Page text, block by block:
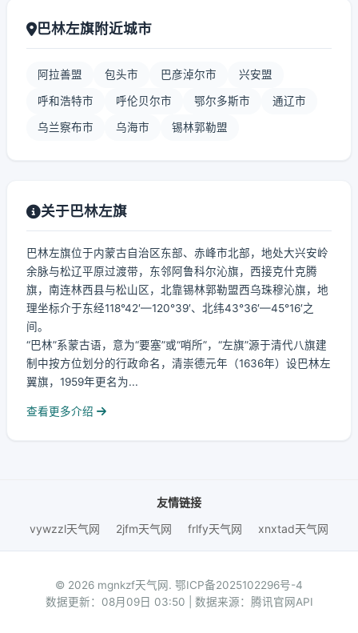
巴林左旗附近城市
阿拉善盟 包头市 巴彦淖尔市 兴安盟
呼和浩特市 呼伦贝尔市 鄂尔多斯市 通辽市
乌兰察布市 乌海市 锡林郭勒盟
关于巴林左旗
巴林左旗位于内蒙古自治区东部、赤峰市北部，地处大兴安岭
余脉与松辽平原过渡带，东邻阿鲁科尔沁旗，西接克什克腾
旗，南连林西县与松山区，北靠锡林郭勒盟西乌珠穆沁旗，地
理坐标介于东经118°42′—120°39′、北纬43°36′—45°16′之
间。
“巴林”系蒙古语，意为“要塞”或“哨所”，“左旗”源于清代八旗建
制中按方位划分的行政命名，清崇德元年（1636年）设巴林左
翼旗，1959年更名为...
查看更多介绍
友情链接
vywzzl天气网
2jfm天气网 frlfy天气网 xnxtad天气网
© 2026 mgnkzf天气网. 鄂ICP备2025102296号-4
数据更新：08月09日 03:50 | 数据来源：腾讯官网API